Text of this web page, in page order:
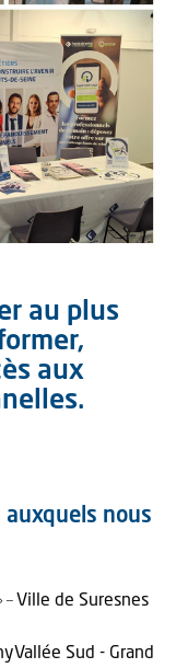
au plus
aux
auxquels nous
– Ville de Suresnes
Vallée Sud - Grand